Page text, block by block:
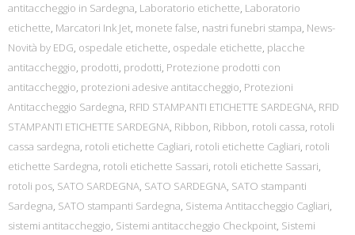
antitaccheggio in Sardegna, Laboratorio etichette, Laboratorio
etichette, Marcatori Ink Jet, monete false, nastri funebri stampa, News-
Novità by EDG, ospedale etichette, ospedale etichette, placche
antitaccheggio, prodotti, prodotti, Protezione prodotti con
antitaccheggio, protezioni adesive antitaccheggio, Protezioni
Antitaccheggio Sardegna, RFID STAMPANTI ETICHETTE SARDEGNA, RFID
STAMPANTI ETICHETTE SARDEGNA, Ribbon, Ribbon, rotoli cassa, rotoli
cassa sardegna, rotoli etichette Cagliari, rotoli etichette Cagliari, rotoli
etichette Sardegna, rotoli etichette Sassari, rotoli etichette Sassari,
rotoli pos, SATO SARDEGNA, SATO SARDEGNA, SATO stampanti
Sardegna, SATO stampanti Sardegna, Sistema Antitaccheggio Cagliari,
sistemi antitaccheggio, Sistemi antitaccheggio Checkpoint, Sistemi